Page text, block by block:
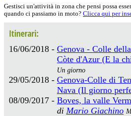
Gestisci un'attività in zona che pensi possa
quando ci passiamo in moto? Clicca qui per
Itinerari:
16/06/2018 - Genova - Colle
Còte d'Azur (E la
Un giorno
29/05/2018 - Genova-Colle di
Nava (Il giorno
08/09/2017 - Boves, la valle
di Mario Giachino